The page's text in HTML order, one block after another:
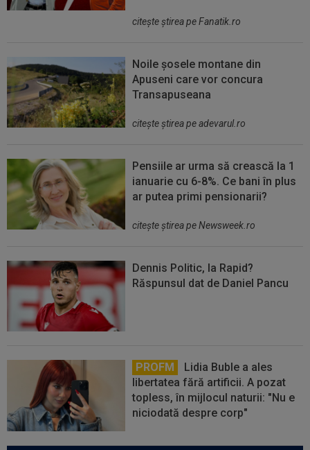
citeşte ştirea pe Fanatik.ro
Noile șosele montane din
Apuseni care vor concura
Transapuseana
citeşte ştirea pe adevarul.ro
Pensiile ar urma să crească la 1
ianuarie cu 6-8%. Ce bani în plus
ar putea primi pensionarii?
citeşte ştirea pe Newsweek.ro
Dennis Politic, la Rapid?
Răspunsul dat de Daniel Pancu
PROFM
Lidia Buble a ales
libertatea fără artificii. A pozat
topless, în mijlocul naturii: "Nu e
niciodată despre corp"